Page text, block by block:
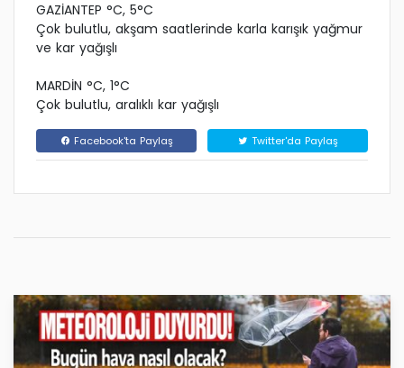
GAZİANTEP °C, 5°C
Çok bulutlu, akşam saatlerinde karla karışık yağmur
ve kar yağışlı
MARDİN °C, 1°C
Çok bulutlu, aralıklı kar yağışlı
Facebook'ta Paylaş Twitter'da Paylaş